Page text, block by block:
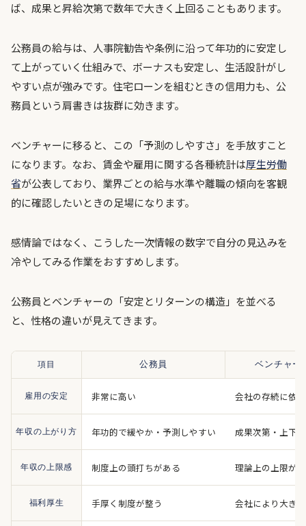
ば、成果と昇給次第で数年で大きく上回ることもあります。
公務員の給与は、人事院勧告や条例に沿って年功的に安定し
て上がっていく仕組みで、ボーナスも安定し、生活設計がし
やすい点が強みです。住宅ローンを組むときの信用力も、公
務員という肩書きは抜群に効きます。
ベンチャーに移ると、この「予測のしやすさ」を手放すこと
になります。なお、賃金や雇用に関する各種統計は厚生労働
省が公表しており、業界ごとの給与水準や離職の傾向を客観
的に確認したいときの足場になります。
感情論ではなく、こうした一次情報の数字で自分の見込みを
冷やしてみる作業をおすすめします。
公務員とベンチャーの「安定とリターンの構造」を並べる
と、性格の違いが見えてきます。
項目 公務員 ベンチャー
雇用の安定 非常に高い 会社の存続に依
年収の上がり方 年功的で緩やか・予測しやすい 成果次第・上下
年収の上限感 制度上の頭打ちがある 理論上の上限が
福利厚生 手厚く制度が整う 会社により大き